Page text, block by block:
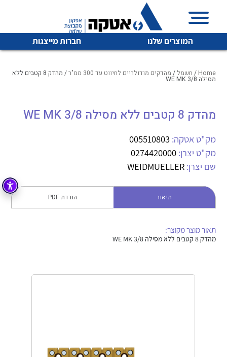
המוצרים שלנו חברות מייצגות
איכות | שרות | זמינות
והפצה של מוצרי
מיתוג, בקרה , ואינסטלציה חשמלית ופעילה ב7 תחומים:
חשמל מיתוג ואינסטלציה חשמלית
בקרה
זיווד
אלקטרוניקה
מטענים לרכב חשמלי
לכל מוצרי היצרן לכל מוצרי היצרן
לכל מוצרי היצרן לכל מוצרי היצרן
Home
/ חשמל / מהדקים מודולריים לחיווט עד 300 ממ"ר / מהדק 8 קטבים ללא
מסילה WE MK 3/8
מהדק 8 קטבים ללא מסילה WE MK 3/8
מק"ט אטקה: 005510803
מק"ט יצרן: 0274420000
שם יצרן: WEIDMUELLER
תיאור הורדת PDF
תאור מוצר מקוצר:
מהדק 8 קטבים ללא מסילה WE MK 3/8